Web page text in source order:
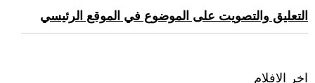
التعليق والتصويت على الموضوع في الموقع الرئيسي
اخر الافلام